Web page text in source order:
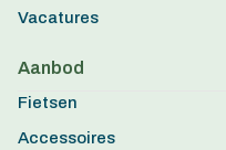
Vacatures
Aanbod
Fietsen
Accessoires